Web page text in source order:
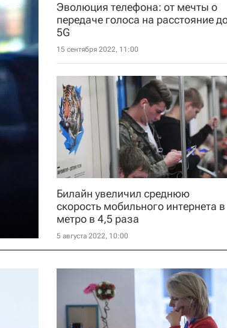
Эволюция телефона: от мечты о
передаче голоса на расстояние
5G
15 сентября 2022, 11:00
Билайн увеличил среднюю
скорость мобильного интернета в
метро в 4,5 раза
5 августа 2022, 10:00